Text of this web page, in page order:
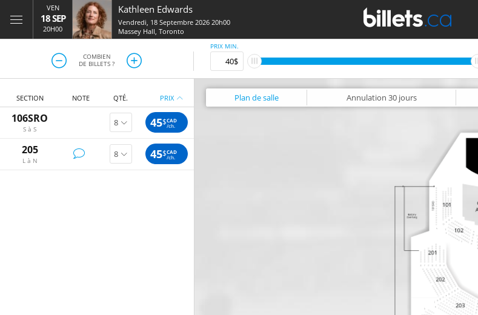
VEN
18 SEP
20H00
Kathleen Edwards
Vendredi, 18 Septembre 2026 20h00
Massey Hall, Toronto
COMBIEN
DE BILLETS ?
PRIX MIN.
SECTION NOTE QTÉ. PRIX
106SRO
S à S 45$CAD
/ch.
205
L à N 45$CAD
/ch.
Plan de salle Annulation 30 jours